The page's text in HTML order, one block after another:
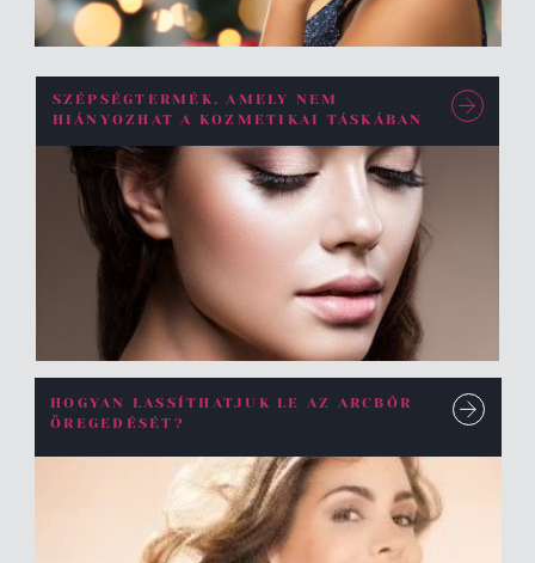
SZÉPSÉGTERMÉK, AMELY NEM
HIÁNYOZHAT A KOZMETIKAI TÁSKÁBAN
HOGYAN LASSÍTHATJUK LE AZ ARCBŐR
ÖREGEDÉSÉT?